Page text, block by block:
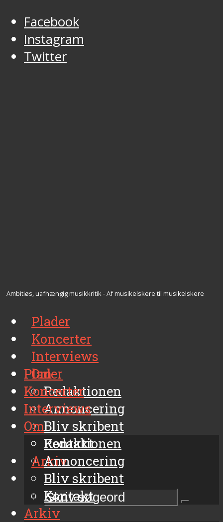
Facebook
Instagram
Twitter
Ambitiøs, uafhængig musikkritik - Af musikelskere til musikelskere
Plader
Koncerter
Interviews
Om
Redaktionen
Annoncering
Bliv skribent
Kontakt
Arkiv
Plader
Koncerter
Interviews
Om
Redaktionen
Annoncering
Bliv skribent
Kontakt
Arkiv